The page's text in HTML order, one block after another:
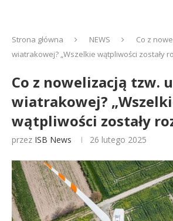
Strona główna NEWS
Co z
wiatrakowej? „Wszelkie wątpliwości zostały
Co z nowelizacją tzw.
wiatrakowej?
wątpliwości zostały
przez ISB News 26 lutego 2025